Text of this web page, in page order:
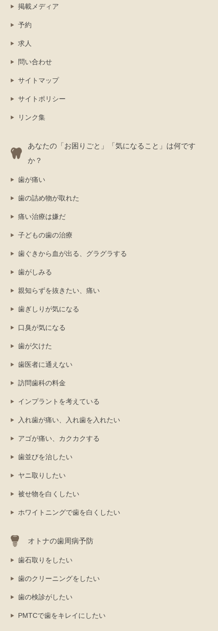
掲載メディア
予約
求人
問い合わせ
サイトマップ
サイトポリシー
リンク集
あなたの「お困りごと」「気になること」は何です
か？
歯が痛い
歯の詰め物が取れた
痛い治療は嫌だ
子どもの歯の治療
歯ぐきから血が出る、グラグラする
歯がしみる
親知らずを抜きたい、痛い
歯ぎしりが気になる
口臭が気になる
歯が欠けた
歯医者に通えない
訪問歯科の料金
インプラントを考えている
入れ歯が痛い、入れ歯を入れたい
アゴが痛い、カクカクする
歯並びを治したい
ヤニ取りしたい
被せ物を白くしたい
ホワイトニングで歯を白くしたい
オトナの歯周病予防
歯石取りをしたい
歯のクリーニングをしたい
歯の検診がしたい
PMTCで歯をキレイにしたい